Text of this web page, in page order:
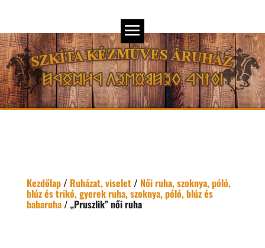
Kezdőlap/ Ruházat, viselet/ Női ruha, szoknya, póló,
blúz és trikó, gyerek ruha, szoknya, póló, blúz és
babaruha/ „Pruszlik” női ruha